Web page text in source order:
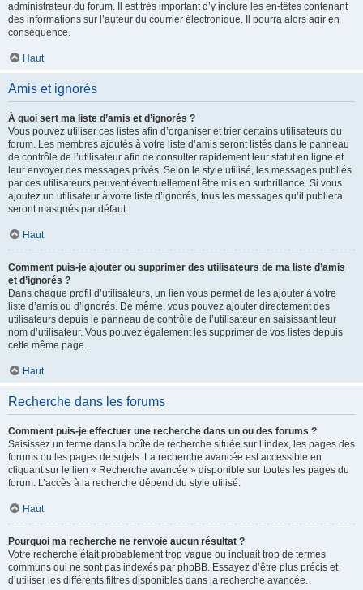
administrateur du forum. Il est très important d’y inclure les en-têtes contenant
des informations sur l’auteur du courrier électronique. Il pourra alors agir en
conséquence.
Haut
Amis et ignorés
À quoi sert ma liste d’amis et d’ignorés ?
Vous pouvez utiliser ces listes afin d’organiser et trier certains utilisateurs du
forum. Les membres ajoutés à votre liste d’amis seront listés dans le panneau
de contrôle de l’utilisateur afin de consulter rapidement leur statut en ligne et
leur envoyer des messages privés. Selon le style utilisé, les messages publiés
par ces utilisateurs peuvent éventuellement être mis en surbrillance. Si vous
ajoutez un utilisateur à votre liste d’ignorés, tous les messages qu’il publiera
seront masqués par défaut.
Haut
Comment puis-je ajouter ou supprimer des utilisateurs de ma liste d’amis
et d’ignorés ?
Dans chaque profil d’utilisateurs, un lien vous permet de les ajouter à votre
liste d’amis ou d’ignorés. De même, vous pouvez ajouter directement des
utilisateurs depuis le panneau de contrôle de l’utilisateur en saisissant leur
nom d’utilisateur. Vous pouvez également les supprimer de vos listes depuis
cette même page.
Haut
Recherche dans les forums
Comment puis-je effectuer une recherche dans un ou des forums ?
Saisissez un terme dans la boîte de recherche située sur l’index, les pages des
forums ou les pages de sujets. La recherche avancée est accessible en
cliquant sur le lien « Recherche avancée » disponible sur toutes les pages du
forum. L’accès à la recherche dépend du style utilisé.
Haut
Pourquoi ma recherche ne renvoie aucun résultat ?
Votre recherche était probablement trop vague ou incluait trop de termes
communs qui ne sont pas indexés par phpBB. Essayez d’être plus précis et
d’utiliser les différents filtres disponibles dans la recherche avancée.